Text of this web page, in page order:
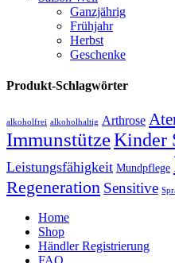
Ganzjährig
Frühjahr
Herbst
Geschenke
Produkt-Schlagwörter
alkoholfrei alkoholhaltig Arthrose
ImmunstützeKinder
Leistungsfähigkeit Mundpflege
Regeneration Sensitive
Home
Shop
Händler Registrierung
FAQ